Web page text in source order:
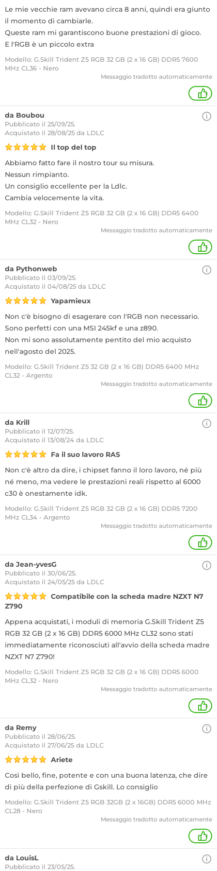
Le mie vecchie ram avevano circa 8 anni, quindi era giunto
il momento di cambiarle.
Queste ram mi garantiscono buone prestazioni di gioco.
E l'RGB è un piccolo extra
Modello: G.Skill Trident Z5 RGB 32 GB (2 x 16 GB) DDR5 7600
MHz CL36 - Nero
Messaggio tradotto automaticamente
+
da Boubou
Pubblicato il 25/09/25.
Acquistato il 28/08/25 da LDLC
Il top del top
Abbiamo fatto fare il nostro tour su misura.
Nessun rimpianto.
Un consiglio eccellente per la Ldlc.
Cambia velocemente la vita.
Modello: G.Skill Trident Z5 RGB 32 GB (2 x 16 GB) DDR5 6400
MHz CL32 - Nero
Messaggio tradotto automaticamente
+
da Pythonweb
Pubblicato il 03/09/25.
Acquistato il 04/08/25 da LDLC
Yapamieux
Non c'è bisogno di esagerare con l'RGB non necessario.
Sono perfetti con una MSI 245kf e una z890.
Non mi sono assolutamente pentito del mio acquisto
nell'agosto del 2025.
Modello: G.Skill Trident Z5 32 GB (2 x 16 GB) DDR5 6400 MHz
CL32 - Argento
Messaggio tradotto automaticamente
+
da Krill
Pubblicato il 12/07/25.
Acquistato il 13/08/24 da LDLC
Fa il suo lavoro RAS
Non c'è altro da dire, i chipset fanno il loro lavoro, né più
né meno, ma vedere le prestazioni reali rispetto al 6000
c30 è onestamente idk.
Modello: G.Skill Trident Z5 RGB 32 GB (2 x 16 GB) DDR5 7200
MHz CL34 - Argento
Messaggio tradotto automaticamente
+
da Jean-yvesG
Pubblicato il 30/06/25.
Acquistato il 24/05/25 da LDLC
Compatibile con la scheda madre NZXT N7
Z790
Appena acquistati, i moduli di memoria G.Skill Trident Z5
RGB 32 GB (2 x 16 GB) DDR5 6000 MHz CL32 sono stati
immediatamente riconosciuti all'avvio della scheda madre
NZXT N7 Z790!
Modello: G.Skill Trident Z5 RGB 32 GB (2 x 16 GB) DDR5 6000
MHz CL32 - Nero
Messaggio tradotto automaticamente
+
da Remy
Pubblicato il 28/06/25.
Acquistato il 27/06/25 da LDLC
Ariete
Così bello, fine, potente e con una buona latenza, che dire
di più della perfezione di Gskill. Lo consiglio
Modello: G.Skill Trident Z5 RGB 32GB (2 x 16GB) DDR5 6000 MHz
CL28 - Nero
Messaggio tradotto automaticamente
+
da LouisL
Pubblicato il 23/05/25.